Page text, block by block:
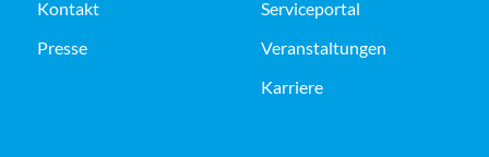
Kontakt
Presse
Serviceportal
Veranstaltungen
Karriere